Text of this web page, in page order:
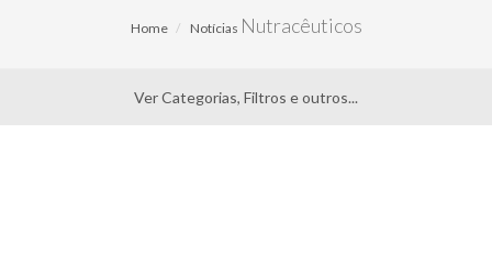
Home Notícias Nutracêuticos
Ver Categorias, Filtros e outros...